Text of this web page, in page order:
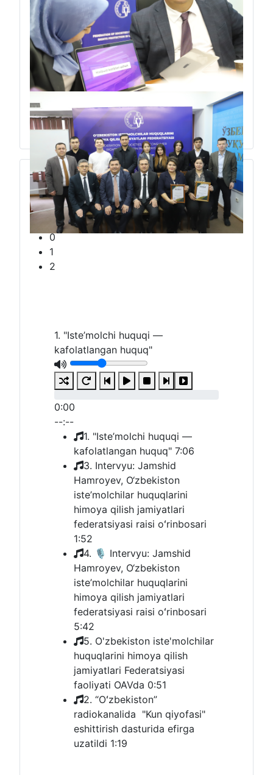
1. "Iste’molchi huquqi —
kafolatlangan huquq"
0:00
--:--
1. "Iste’molchi huquqi —
kafolatlangan huquq" 7:06
3. Intervyu: Jamshid
Hamroyev, O‘zbekiston
iste’molchilar huquqlarini
himoya qilish jamiyatlari
federatsiyasi raisi oʻrinbosari
1:52
4. 🎙 Intervyu: Jamshid
Hamroyev, O‘zbekiston
iste’molchilar huquqlarini
himoya qilish jamiyatlari
federatsiyasi raisi oʻrinbosari
5:42
5. O'zbekiston iste'molchilar
huquqlarini himoya qilish
jamiyatlari Federatsiyasi
faoliyati OAVda 0:51
2. “Oʻzbekiston”
radiokanalida "Kun qiyofasi"
eshittirish dasturida efirga
uzatildi 1:19
mavzusida
ikki kunlik seminar-trening
0
2